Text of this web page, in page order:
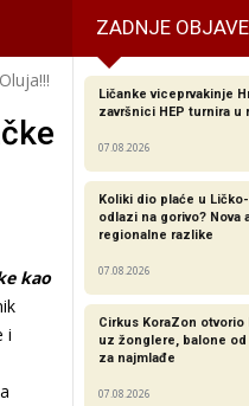
ZADNJE OBJAVE
kao
i
Ličanke viceprvakinje
završnici HEP turnira u
07.08.2026
Koliki dio plaće u
odlazi na gorivo? Nova
regionalne razlike​
07.08.2026
Cirkus KoraZon
uz žonglere, balone
za najmlađe
07.08.2026